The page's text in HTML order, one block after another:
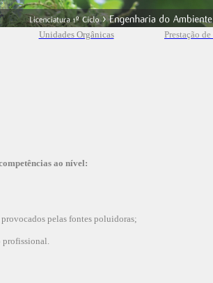
Unidades Orgânicas Prestação de
ao nível:
pelas fontes poluidoras;